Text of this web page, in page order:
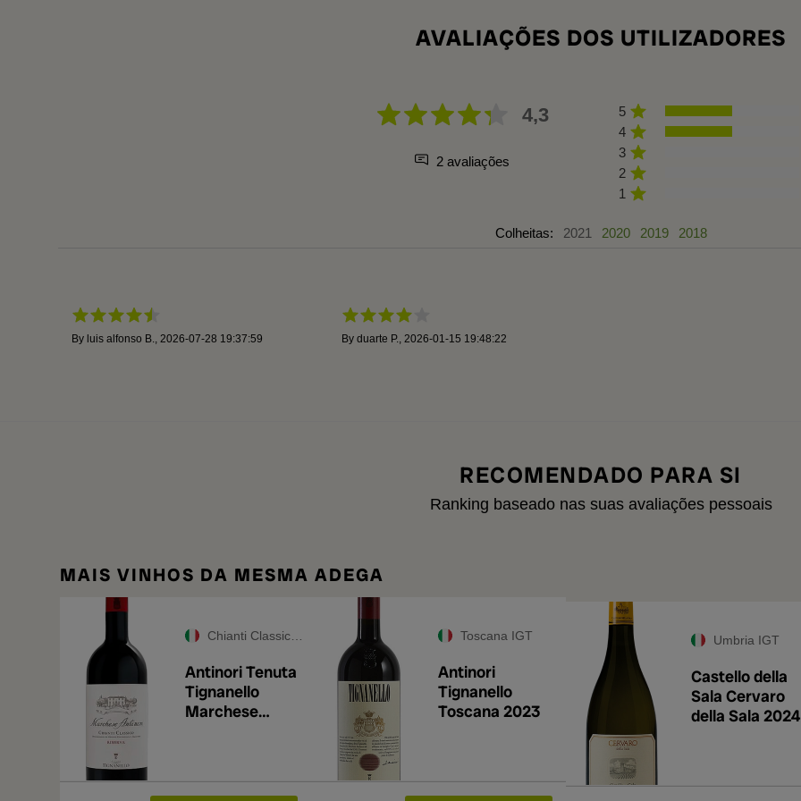
AVALIAÇÕES DOS UTILIZADORES
4,3
2 avaliações
5
4
3
2
1
Colheitas: 2021 2020 2019 2018
By luis alfonso B., 2026-07-28 19:37:59 By duarte P., 2026-01-15 19:48:22
RECOMENDADO PARA SI
Ranking baseado nas suas avaliações pessoais
MAIS VINHOS DA MESMA ADEGA
Chianti Classico DOCG
Antinori Tenuta
Tignanello
Marchese
Toscana IGT
Antinori
Tignanello
Toscana 2023
Umbria IGT
Castello della
Sala Cervaro
della Sala 2024